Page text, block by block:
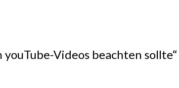
Videos beachten sollte“